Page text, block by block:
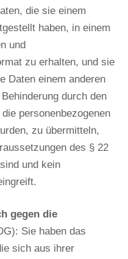
die sie einem
haben, in einem
und
zu erhalten, und sie
Daten einem anderen
durch den
personenbezogenen
zu übermitteln,
des § 22
und kein
gegen die
Sie haben das
sich aus ihrer